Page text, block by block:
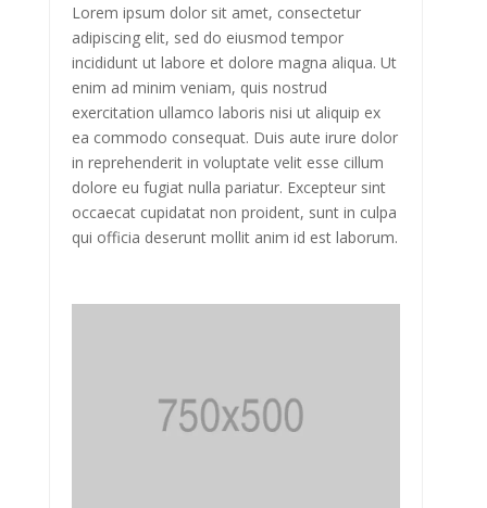
Lorem ipsum dolor sit amet, consectetur
adipiscing elit, sed do eiusmod tempor
incididunt ut labore et dolore magna aliqua. Ut
enim ad minim veniam, quis nostrud
exercitation ullamco laboris nisi ut aliquip ex
ea commodo consequat. Duis aute irure dolor
in reprehenderit in voluptate velit esse cillum
dolore eu fugiat nulla pariatur. Excepteur sint
occaecat cupidatat non proident, sunt in culpa
qui officia deserunt mollit anim id est laborum.